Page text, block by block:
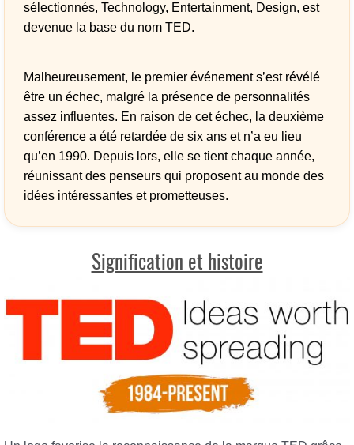
sélectionnés, Technology, Entertainment, Design, est
devenue la base du nom TED.
Malheureusement, le premier événement s’est révélé
être un échec, malgré la présence de personnalités
assez influentes. En raison de cet échec, la deuxième
conférence a été retardée de six ans et n’a eu lieu
qu’en 1990. Depuis lors, elle se tient chaque année,
réunissant des penseurs qui proposent au monde des
idées intéressantes et prometteuses.
Signification et histoire